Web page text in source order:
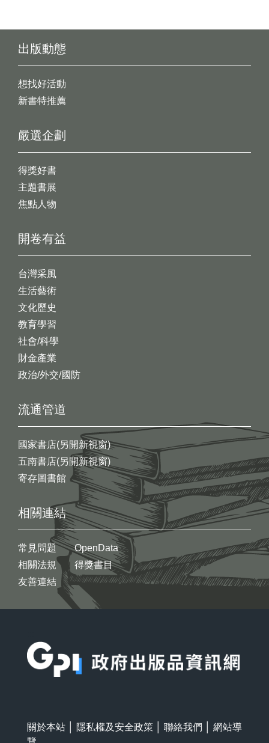
出版動態
想找好活動
新書特推薦
開卷有益
台灣采風
生活藝術
文化歷史
教育學習
社會/科學
財金產業
政治/外交/國防
嚴選企劃
得獎好書
主題書展
焦點人物
流通管道
國家書店(另開新視窗)
五南書店(另開新視窗)
寄存圖書館
相關連結
常見問題
相關法規
友善連結
OpenData
得獎書目
關於本站 隱私權及安全政策 聯絡我們
網站導